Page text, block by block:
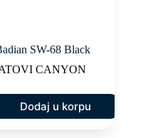
SW-68 Black
CANYON
Dodaj u korpu